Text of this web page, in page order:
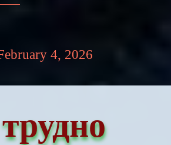
4, 2026
трудно